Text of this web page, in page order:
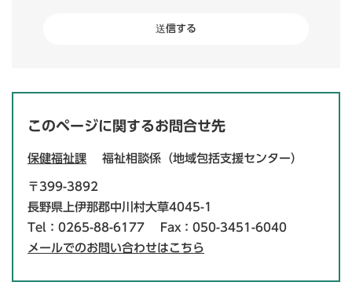
このページに関するお問合せ先
保健福祉課 福祉相談係（地域包括支援センター）
〒399-3892
長野県上伊那郡中川村大草4045-1
Tel：0265-88-6177
Fax：050-3451-6040
メールでのお問い合わせはこちら